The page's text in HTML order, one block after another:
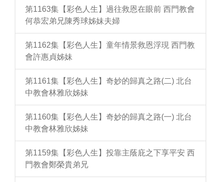
第1163集【彩色人生】過往救恩在眼前 西門教會
何恭宏弟兄陳秀球姊妹夫婦
第1162集【彩色人生】童年情景救恩浮現 西門教
會許惠貞姊妹
第1161集【彩色人生】奇妙的歸真之路(二) 北台
中教會林雅欣姊妹
第1160集【彩色人生】奇妙的歸真之路(一) 北台
中教會林雅欣姊妹
第1159集【彩色人生】投靠主蔭庇之下享平安 西
門教會鄭榮貴弟兄